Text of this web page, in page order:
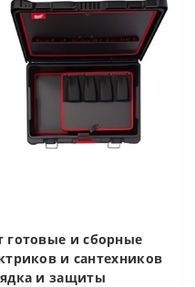
готовые и сборные
и сантехников
и защиты